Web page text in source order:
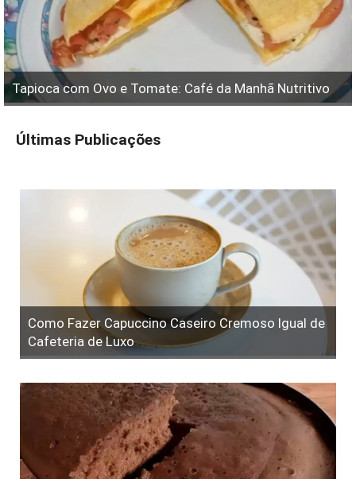
Tapioca com Ovo e Tomate: Café da Manhã Nutritivo
Últimas Publicações
Como Fazer Capuccino Caseiro Cremoso Igual de
Cafeteria de Luxo